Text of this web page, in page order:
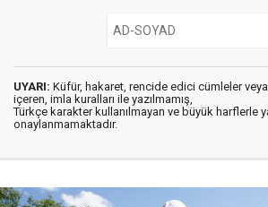
UYARI: Küfür, hakaret, rencide edici cümleler veya
içeren, imla kuralları ile yazılmamış,
Türkçe karakter kullanılmayan ve büyük harflerle
onaylanmamaktadır.